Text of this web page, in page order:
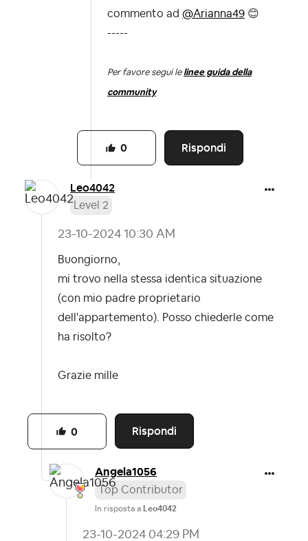
commento ad @Arianna49 😊
-----
Per favore segui le linee guida della
community
Rispondi
0
Leo4042
Level 2
‎23-10-2024 10:30 AM
Buongiorno,
mi trovo nella stessa identica situazione
(con mio padre proprietario
dell'appartemento). Posso chiederle come
ha risolto?
Grazie mille
Rispondi
0
Angela1056
Top Contributor
In risposta a Leo4042
‎23-10-2024 04:29 PM